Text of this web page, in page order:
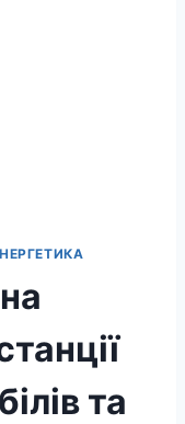
та